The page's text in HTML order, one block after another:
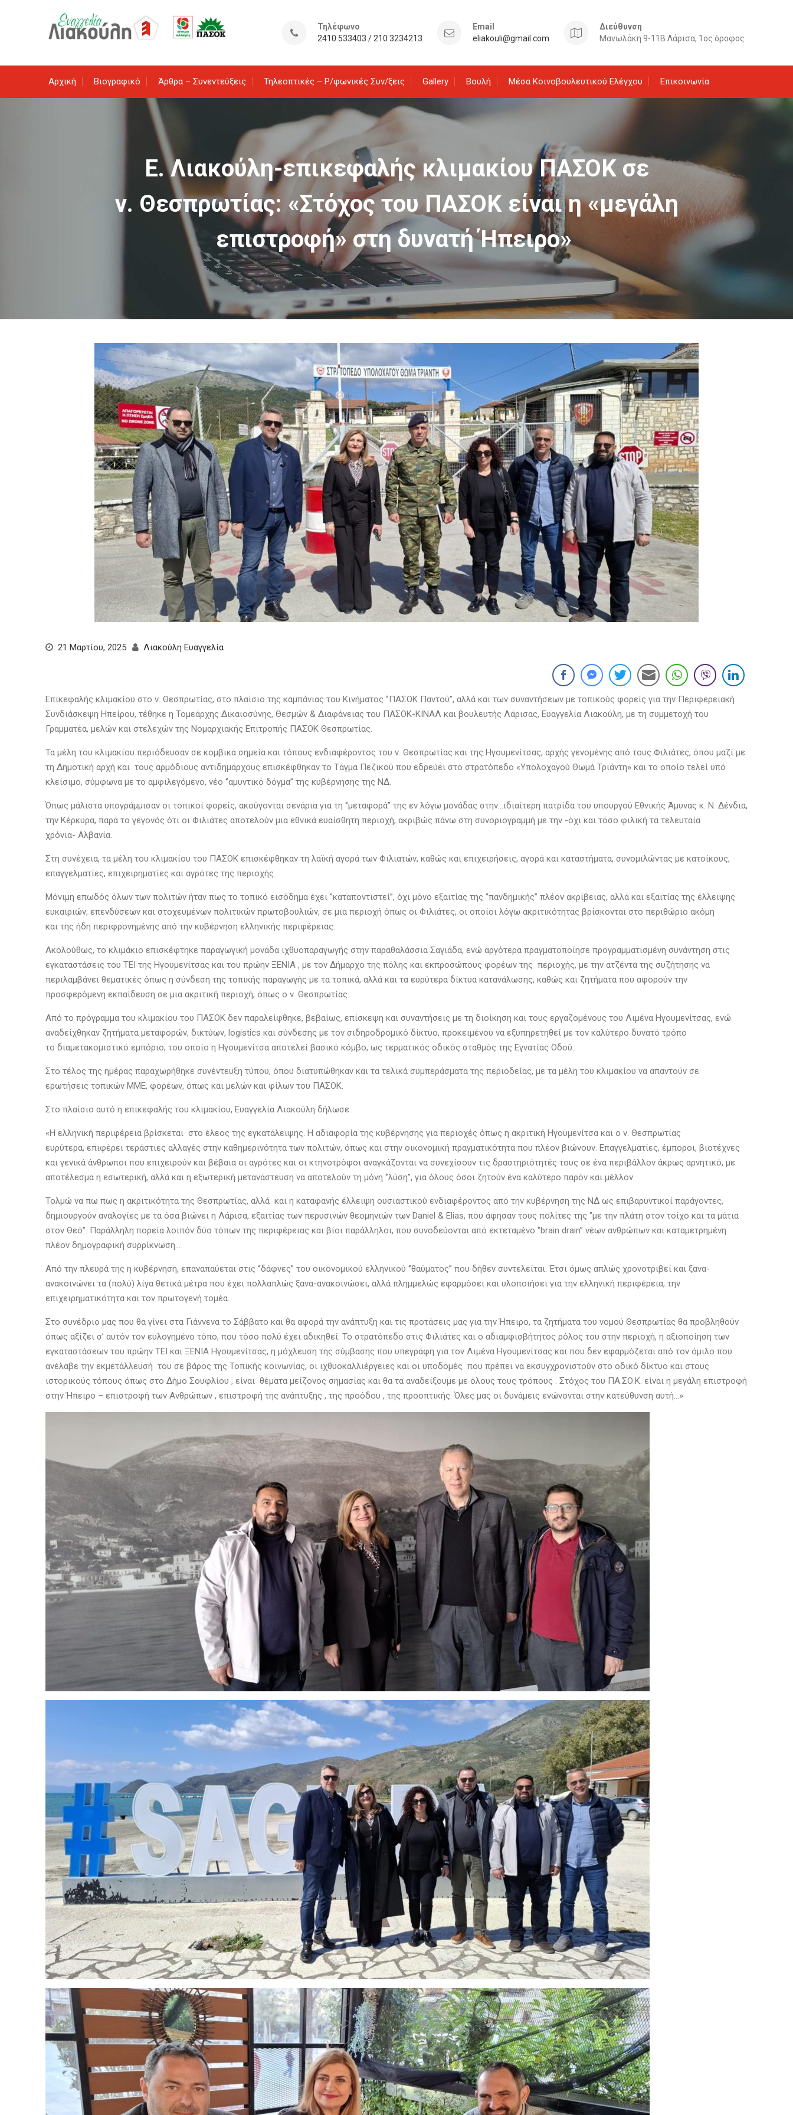
Τηλέφωνο
2410 533403 / 210 3234213
Email
eliakouli@gmail.com
Διεύθυνση
Μανωλάκη 9-11Β Λάρισα, 1ος όροφος
Αρχική Βιογραφικό Άρθρα – Συνεντεύξεις Τηλεοπτικές – Ρ/φωνικές Συν/ξεις Gallery Βουλή Μέσα Κοινοβουλευτικού Ελέγχου Επικοινωνία
Ε. Λιακούλη-επικεφαλής κλιμακίου ΠΑΣΟΚ σε
ν. Θεσπρωτίας: «Στόχος του ΠΑΣΟΚ είναι η «μεγάλη
επιστροφή» στη δυνατή Ήπειρο»
21 Μαρτίου, 2025 Λιακούλη Ευαγγελία
Επικεφαλής κλιμακίου στο ν. Θεσπρωτίας, στο πλαίσιο της καμπάνιας του Κινήματος ‘’ΠΑΣΟΚ Παντού’’, αλλά και των συναντήσεων με τοπικούς φορείς για την Περιφερειακή
Συνδιάσκεψη Ηπείρου, τέθηκε η Τομεάρχης Δικαιοσύνης, Θεσμών & Διαφάνειας του ΠΑΣΟΚ-ΚΙΝΑΛ και βουλευτής Λάρισας, Ευαγγελία Λιακούλη, με τη συμμετοχή του
Γραμματέα, μελών και στελεχών της Νομαρχιακής Επιτροπής ΠΑΣΟΚ Θεσπρωτίας.
Τα μέλη του κλιμακίου περιόδευσαν σε κομβικά σημεία και τόπους ενδιαφέροντος του ν. Θεσπρωτίας και της Ηγουμενίτσας, αρχής γενομένης από τους Φιλιάτες, όπου μαζί με
τη Δημοτική αρχή και τους αρμόδιους αντιδημάρχους επισκέφθηκαν το Τάγμα Πεζικού που εδρεύει στο στρατόπεδο «Υπολοχαγού Θωμά Τριάντη» και το οποίο τελεί υπό
κλείσιμο, σύμφωνα με το αμφιλεγόμενο, νέο ‘’αμυντικό δόγμα’’ της κυβέρνησης της ΝΔ.
Όπως μάλιστα υπογράμμισαν οι τοπικοί φορείς, ακούγονται σενάρια για τη ‘’μεταφορά’’ της εν λόγω μονάδας στην…ιδιαίτερη πατρίδα του υπουργού Εθνικής Άμυνας κ. Ν. Δένδια,
την Κέρκυρα, παρά το γεγονός ότι οι Φιλιάτες αποτελούν μια εθνικά ευαίσθητη περιοχή, ακριβώς πάνω στη συνοριογραμμή με την -όχι και τόσο φιλική τα τελευταία
χρόνια- Αλβανία.
Στη συνέχεια, τα μέλη του κλιμακίου του ΠΑΣΟΚ επισκέφθηκαν τη λαϊκή αγορά των Φιλιατών, καθώς και επιχειρήσεις, αγορά και καταστήματα, συνομιλώντας με κατοίκους,
επαγγελματίες, επιχειρηματίες και αγρότες της περιοχής.
Μόνιμη επωδός όλων των πολιτών ήταν πως το τοπικό εισόδημα έχει ‘’καταποντιστεί’’, όχι μόνο εξαιτίας της ‘’πανδημικής’’ πλέον ακρίβειας, αλλά και εξαιτίας της έλλειψης
ευκαιριών, επενδύσεων και στοχευμένων πολιτικών πρωτοβουλιών, σε μια περιοχή όπως οι Φιλιάτες, οι οποίοι λόγω ακριτικότητας βρίσκονται στο περιθώριο ακόμη
και της ήδη περιφρονημένης από την κυβέρνηση ελληνικής περιφέρειας.
Ακολούθως, το κλιμάκιο επισκέφτηκε παραγωγική μονάδα ιχθυοπαραγωγής στην παραθαλάσσια Σαγιάδα, ενώ αργότερα πραγματοποίησε προγραμματισμένη συνάντηση στις
εγκαταστάσεις του ΤΕΙ της Ηγουμενίτσας και του πρώην ΞΕΝΙΑ , με τον Δήμαρχο της πόλης και εκπροσώπους φορέων της περιοχής, με την ατζέντα της συζήτησης να
περιλαμβάνει θεματικές όπως η σύνδεση της τοπικής παραγωγής με τα τοπικά, αλλά και τα ευρύτερα δίκτυα κατανάλωσης, καθώς και ζητήματα που αφορούν την
προσφερόμενη εκπαίδευση σε μια ακριτική περιοχή, όπως ο ν. Θεσπρωτίας.
Από το πρόγραμμα του κλιμακίου του ΠΑΣΟΚ δεν παραλείφθηκε, βεβαίως, επίσκεψη και συναντήσεις με τη διοίκηση και τους εργαζομένους του Λιμένα Ηγουμενίτσας, ενώ
αναδείχθηκαν ζητήματα μεταφορών, δικτύων, logistics και σύνδεσης με τον σιδηροδρομικό δίκτυο, προκειμένου να εξυπηρετηθεί με τον καλύτερο δυνατό τρόπο
το διαμετακομιστικό εμπόριο, του οποίο η Ηγουμενίτσα αποτελεί βασικό κόμβο, ως τερματικός οδικός σταθμός της Εγνατίας Οδού.
Στο τέλος της ημέρας παραχωρήθηκε συνέντευξη τύπου, όπου διατυπώθηκαν και τα τελικά συμπεράσματα της περιοδείας, με τα μέλη του κλιμακίου να απαντούν σε
ερωτήσεις τοπικών ΜΜΕ, φορέων, όπως και μελών και φίλων του ΠΑΣΟΚ.
Στο πλαίσιο αυτό η επικεφαλής του κλιμακίου, Ευαγγελία Λιακούλη δήλωσε:
«Η ελληνική περιφέρεια βρίσκεται στο έλεος της εγκατάλειψης. Η αδιαφορία της κυβέρνησης για περιοχές όπως η ακριτική Ηγουμενίτσα και ο ν. Θεσπρωτίας
ευρύτερα, επιφέρει τεράστιες αλλαγές στην καθημερινότητα των πολιτών, όπως και στην οικονομική πραγματικότητα που πλέον βιώνουν. Επαγγελματίες, έμποροι, βιοτέχνες
και γενικά άνθρωποι που επιχειρούν και βέβαια οι αγρότες και οι κτηνοτρόφοι αναγκάζονται να συνεχίσουν τις δραστηριότητές τους σε ένα περιβάλλον άκρως αρνητικό, με
αποτέλεσμα η εσωτερική, αλλά και η εξωτερική μετανάστευση να αποτελούν τη μόνη ‘’λύση’’, για όλους όσοι ζητούν ένα καλύτερο παρόν και μέλλον.
Τολμώ να πω πως η ακριτικότητα της Θεσπρωτίας, αλλά και η καταφανής έλλειψη ουσιαστικού ενδιαφέροντος από την κυβέρνηση της ΝΔ ως επιβαρυντικοί παράγοντες,
δημιουργούν αναλογίες με τα όσα βιώνει η Λάρισα, εξαιτίας των περυσινών θεομηνιών των Daniel & Elias, που άφησαν τους πολίτες της ‘’με την πλάτη στον τοίχο και τα μάτια
στον Θεό’’. Παράλληλη πορεία λοιπόν δύο τόπων της περιφέρειας και βίοι παράλληλοι, που συνοδεύονται από εκτεταμένο ‘’brain drain’’ νέων ανθρώπων και καταμετρημένη
πλέον δημογραφική συρρίκνωση…
Από την πλευρά της η κυβέρνηση, επαναπαύεται στις ‘’δάφνες’’ του οικονομικού ελληνικού ‘’θαύματος’’ που δήθεν συντελείται. Έτσι όμως απλώς χρονοτριβεί και ξανα-
ανακοινώνει τα (πολύ) λίγα θετικά μέτρα που έχει πολλαπλώς ξανα-ανακοινώσει, αλλά πλημμελώς εφαρμόσει και υλοποιήσει για την ελληνική περιφέρεια, την
επιχειρηματικότητα και τον πρωτογενή τομέα.
Στο συνέδριο μας που θα γίνει στα Γιάννενα το Σάββατο και θα αφορά την ανάπτυξη και τις προτάσεις μας για την Ήπειρο, τα ζητήματα του νομού Θεσπρωτίας θα προβληθούν
όπως αξίζει σ’ αυτόν τον ευλογημένο τόπο, που τόσο πολύ έχει αδικηθεί. Το στρατόπεδο στις Φιλιάτες και ο αδιαμφισβήτητος ρόλος του στην περιοχή, η αξιοποίηση των
εγκαταστάσεων του πρώην ΤΕΙ και ΞΕΝΙΑ Ηγουμενίτσας, η μόχλευση της σύμβασης που υπεγράφη για τον Λιμένα Ηγουμενίτσας και που δεν εφαρμόζεται από τον όμιλο που
ανέλαβε την εκμετάλλευσή του σε βάρος της Τοπικής κοινωνίας, οι ιχθυοκαλλιέργειες και οι υποδομές που πρέπει να εκσυγχρονιστούν στο οδικό δίκτυο και στους
ιστορικούς τόπους όπως στο Δήμο Σουφλίου , είναι θέματα μείζονος σημασίας και θα τα αναδείξουμε με όλους τους τρόπους . Στόχος του ΠΑ.ΣΟ.Κ. είναι η μεγάλη επιστροφή
στην Ήπειρο – επιστροφή των Ανθρώπων , επιστροφή της ανάπτυξης , της προόδου , της προοπτικής. Όλες μας οι δυνάμεις ενώνονται στην κατεύθυνση αυτή…»